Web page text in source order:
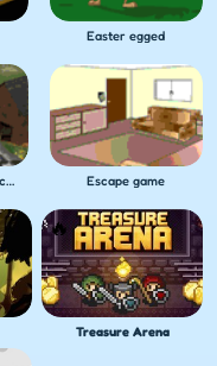
Easter egged
Die allgauer rinderschlacht Escape game
Treasure Arena